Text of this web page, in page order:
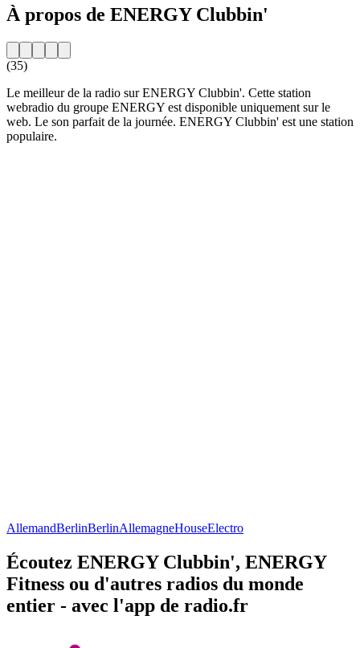
À propos de ENERGY Clubbin'
(35)
Le meilleur de la radio sur ENERGY Clubbin'. Cette station
webradio du groupe ENERGY est disponible uniquement sur le
web. Le son parfait de la journée. ENERGY Clubbin' est une station
populaire.
AllemandBerlinBerlinAllemagneHouseElectro
Écoutez ENERGY Clubbin', ENERGY
Fitness ou d'autres radios du monde
entier - avec l'app de radio.fr